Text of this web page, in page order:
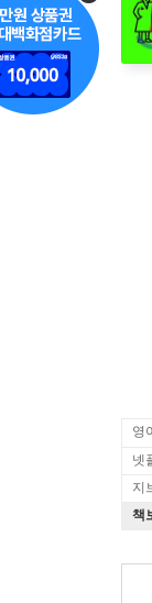
영
넷
지
책